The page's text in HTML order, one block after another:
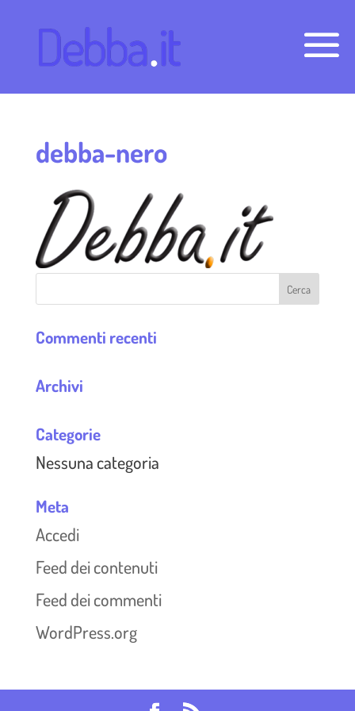
debba-nero
Commenti recenti
Archivi
Categorie
Nessuna categoria
Meta
Accedi
Feed dei contenuti
Feed dei commenti
WordPress.org